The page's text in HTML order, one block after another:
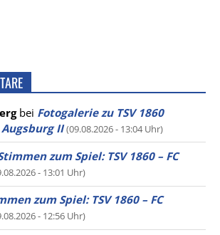
bei Fotogalerie zu TSV 1860
Augsburg II (09.08.2026 - 13:04 Uhr)
zum Spiel: TSV 1860 – FC
- 13:01 Uhr)
zum Spiel: TSV 1860 – FC
- 12:56 Uhr)